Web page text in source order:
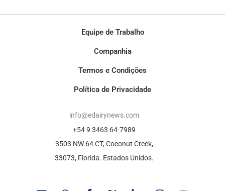
Equipe de Trabalho
Companhia
Termos e Condições
Política de Privacidade
info@edairynews.com
+54 9 3463 64-7989
3503 NW 64 CT, Coconut Creek,
33073, Florida. Estados Unidos.